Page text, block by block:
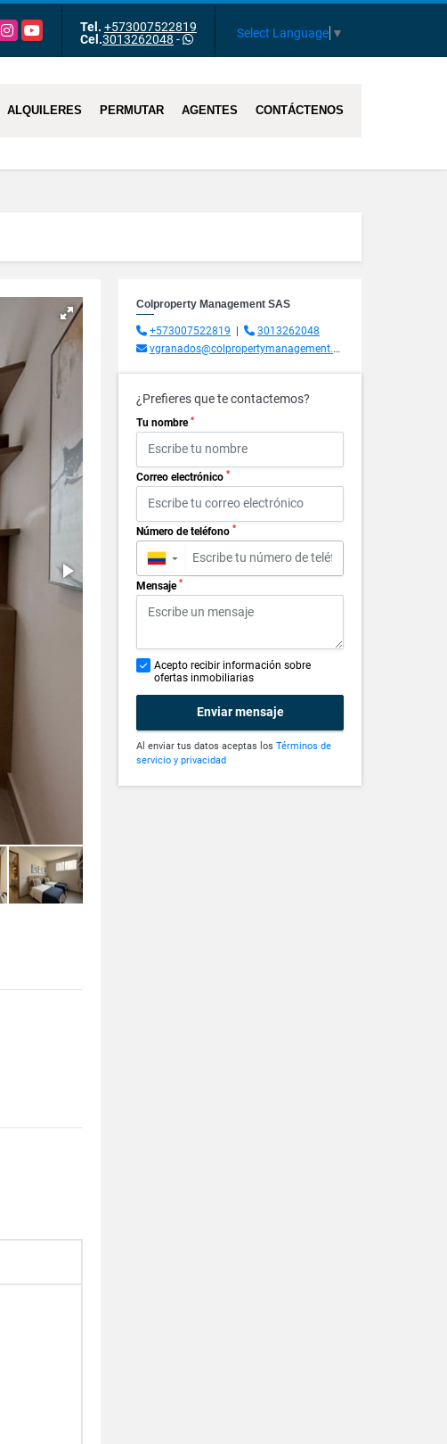
Instagram
YouTube Tel. +573007522819
Cel.3013262048 - Select Language ▼
ALQUILERES PERMUTAR AGENTES CONTÁCTENOS
Colproperty Management SAS
+573007522819
3013262048
vgranados@colpropertymanagement.com.co
¿Prefieres que te contactemos?
Tu nombre *
Correo electrónico *
Número de teléfono *
▼
Mensaje *
Acepto recibir información sobre
ofertas inmobiliarias
Enviar mensaje
Al enviar tus datos aceptas los Términos de
servicio y privacidad